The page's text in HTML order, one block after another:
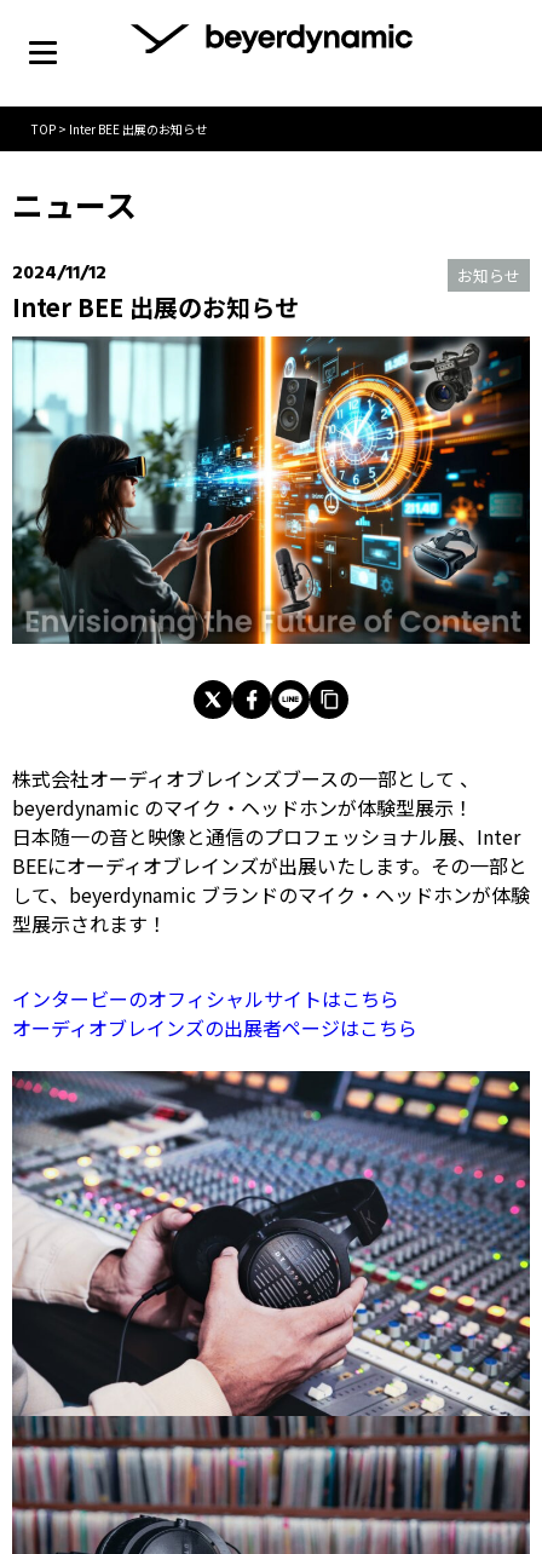
TOP > Inter BEE 出展のお知らせ
ニュース
2024/11/12 お知らせ
Inter BEE 出展のお知らせ
株式会社オーディオブレインズブースの一部として 、
beyerdynamic のマイク・ヘッドホンが体験型展示！
日本随一の音と映像と通信のプロフェッショナル展、Inter
BEEにオーディオブレインズが出展いたします。その一部と
して、beyerdynamic ブランドのマイク・ヘッドホンが体験
型展示されます！
インタービーのオフィシャルサイトはこちら
オーディオブレインズの出展者ページはこちら